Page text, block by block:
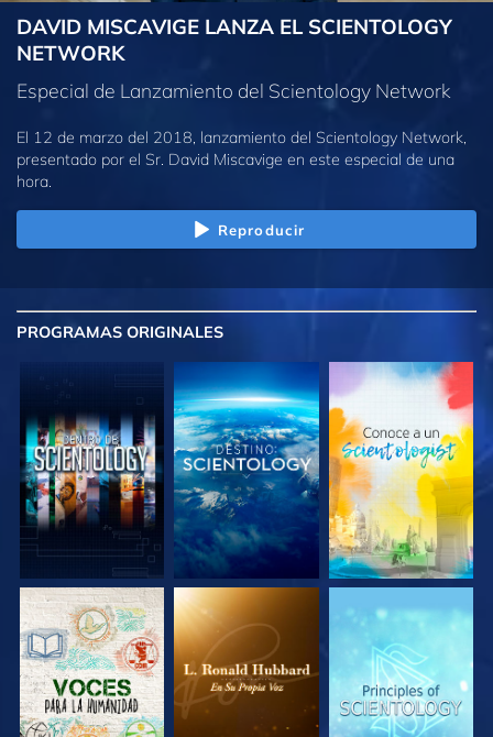
DAVID MISCAVIGE LANZA EL SCIENTOLOGY
NETWORK
Especial de Lanzamiento del Scientology Network
El 12 de marzo del 2018, lanzamiento del Scientology Network,
presentado por el Sr. David Miscavige en este especial de una
hora.
Reproducir
PROGRAMAS ORIGINALES
EXPLORA LAS
SERIES
EXPLORA LAS
SERIES
EXPLORA LAS
SERIES